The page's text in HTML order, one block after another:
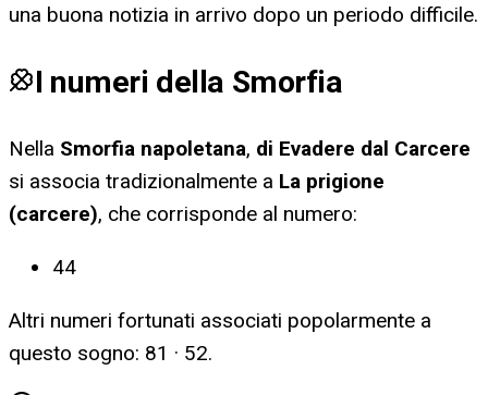
una buona notizia in arrivo dopo un periodo difficile.
I numeri della Smorfia
Nella Smorfia napoletana, di Evadere dal Carcere
si associa tradizionalmente a La prigione
(carcere), che corrisponde al numero:
44
Altri numeri fortunati associati popolarmente a
questo sogno: 81 · 52.